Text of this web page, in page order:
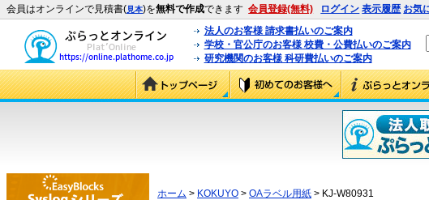
会員はオンラインで見積書(見本)を無料で作成できます 会員登録(無料) ログイン 表示履歴 お気
法人のお客様 請求書払いのご案内
学校・官公庁のお客様 校費・公費払いのご案内
研究機関のお客様 科研費払いのご案内
ホーム > KOKUYO > OAラベル用紙 > KJ-W80931